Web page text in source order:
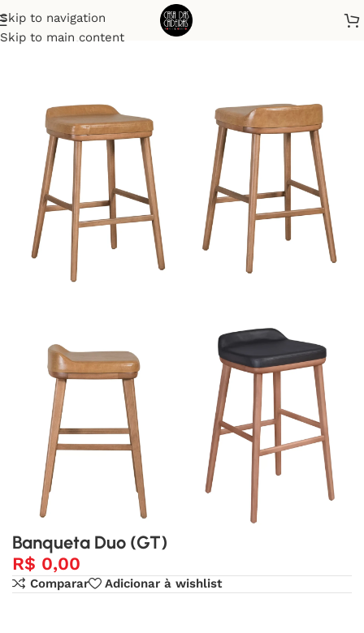
Skip to navigation
Skip to main content
Início Banquetas
Banqueta Duo (GT)
R$ 0,00
Comparar Adicionar à wishlist